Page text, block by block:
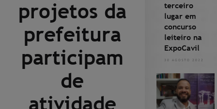
projetos da
prefeitura
participam
de
atividade
terceiro
lugar em
concurso
leiteiro na
ExpoCavil
30 AGOSTO 2022